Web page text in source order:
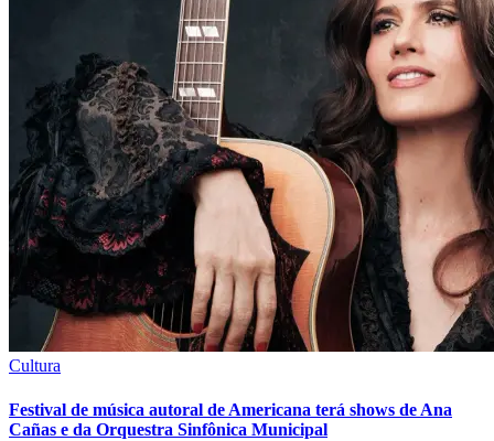
Brasileirão Série A
Brasileirão Série B
Paulistão
Copa do Brasil
Libertadores
Sul-Americana
Copa América
Champions League
Premier League
La Liga
Bundesliga
Mundial 2026
Cultura
Festival de música autoral de Americana terá shows de Ana
Cañas e da Orquestra Sinfônica Municipal